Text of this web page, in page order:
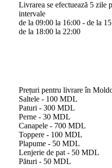
Livrarea se efectuează 5 zile
intervale
de la 09:00 la 16:00 - de la
de la 18:00 la 22:00
Prețuri pentru livrare în
Saltele - 100 MDL
Paturi - 300 MDL
Perne - 30 MDL
Canapele - 700 MDL
Toppere - 100 MDL
Plapume - 50 MDL
Lenjerie de pat - 50 MDL
Pături - 50 MDL